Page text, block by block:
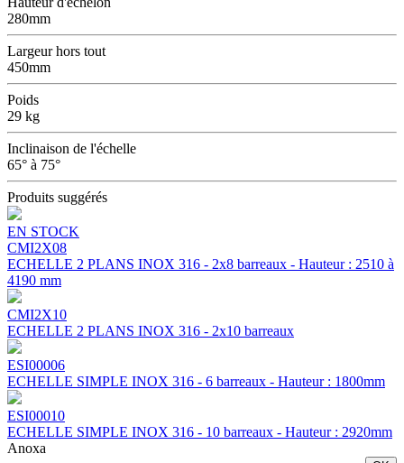
280mm
Largeur hors tout
450mm
Poids
29 kg
Inclinaison de l'échelle
65° à 75°
Produits suggérés
EN STOCK
CMI2X08
ECHELLE 2 PLANS INOX 316 - 2x8 barreaux - Hauteur : 2510 à
4190 mm
CMI2X10
ECHELLE 2 PLANS INOX 316 - 2x10 barreaux
ESI00006
ECHELLE SIMPLE INOX 316 - 6 barreaux - Hauteur : 1800mm
ESI00010
ECHELLE SIMPLE INOX 316 - 10 barreaux - Hauteur : 2920mm
Anoxa